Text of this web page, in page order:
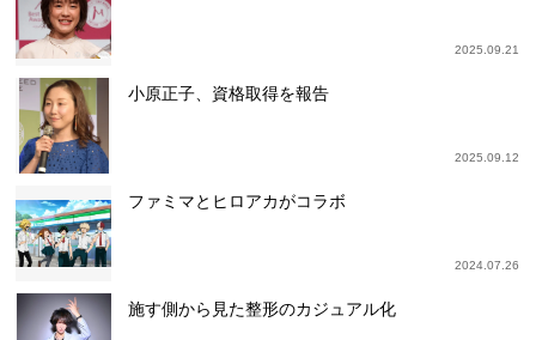
2025.09.21
小原正子、資格取得を報告
2025.09.12
ファミマとヒロアカがコラボ
2024.07.26
施す側から見た整形のカジュアル化